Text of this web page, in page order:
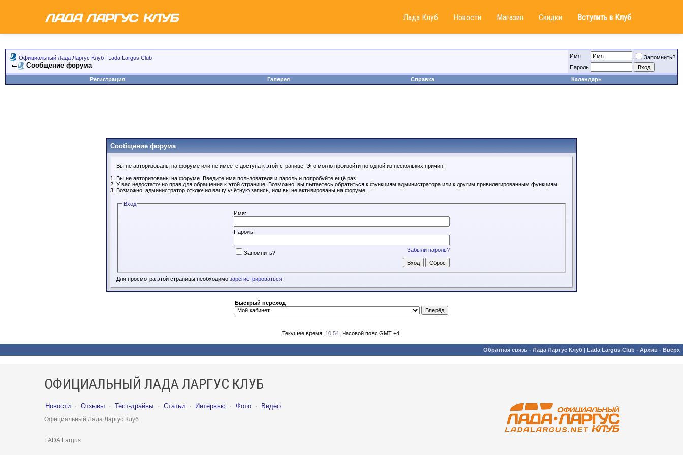
Лада Клуб Новости Магазин Скидки Вступить в Клуб
Официальный Лада Ларгус Клуб | Lada Largus Club
Сообщение форума
Имя
Запомнить?
Пароль
Регистрация
Галерея Справка Календарь
Сообщение форума
Вы не авторизованы на форуме или не имеете доступа к этой странице. Это могло произойти по одной из нескольких причин:
Вы не авторизованы на форуме. Введите имя пользователя и пароль и попробуйте ещё раз.
У вас недостаточно прав для обращения к этой странице. Возможно, вы пытаетесь обратиться к функциям администратора или к другим привилегированным функциям.
Возможно, администратор отключил вашу учётную запись, или вы не активированы на форуме.
Вход
Имя:
Пароль:
Забыли пароль?
Запомнить?
Для просмотра этой страницы необходимо зарегистрироваться
Быстрый переход
Текущее время: 10:54 . Часовой пояс GMT +4.
Обратная связь - Лада Ларгус Клуб | Lada Largus Club - Архив - Вверх
ОФИЦИАЛЬНЫЙ ЛАДА ЛАРГУС КЛУБ
Новости · Отзывы · Тест-драйвы · Статьи · Интервью · Фото · Видео
Официальный Лада Ларгус Клуб
LADA Largus